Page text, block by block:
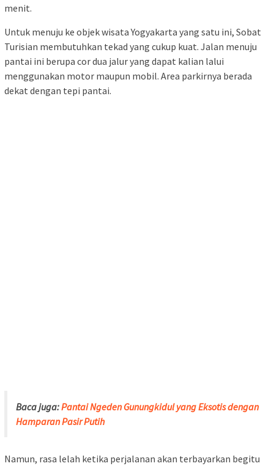
menit.
Untuk menuju ke objek wisata Yogyakarta yang satu ini, Sobat
Turisian membutuhkan tekad yang cukup kuat. Jalan menuju
pantai ini berupa cor dua jalur yang dapat kalian lalui
menggunakan motor maupun mobil. Area parkirnya berada
dekat dengan tepi pantai.
Baca juga:Pantai Ngeden Gunungkidul yang Eksotis dengan
Hamparan Pasir Putih
Namun, rasa lelah ketika perjalanan akan terbayarkan begitu